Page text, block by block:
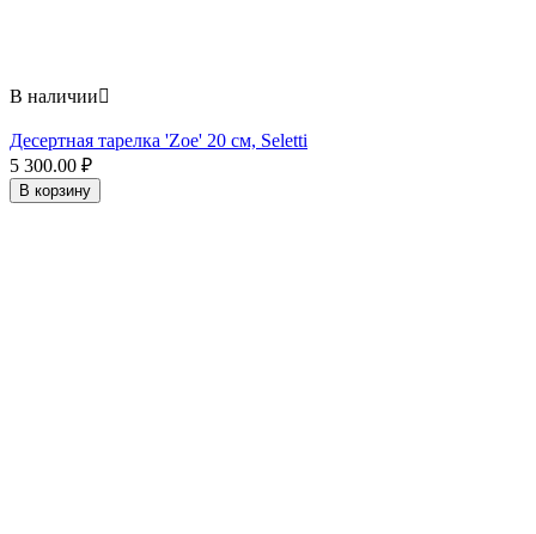
В наличии
Десертная тарелка 'Zoe' 20 см, Seletti
5 300.00 ₽
В корзину